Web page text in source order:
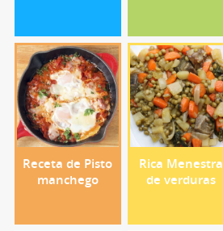
Receta de Pisto
manchego
Rica Menestra
de verduras